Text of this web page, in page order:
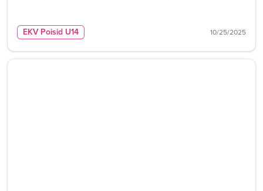
EKV Poisid U14 10/25/2025